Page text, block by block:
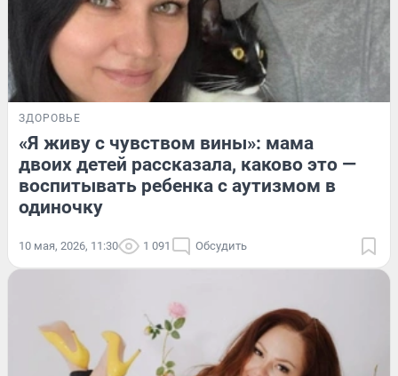
ЗДОРОВЬЕ
«Я живу с чувством вины»: мама
двоих детей рассказала, каково это —
воспитывать ребенка с аутизмом в
одиночку
10 мая, 2026, 11:30 1 091 Обсудить